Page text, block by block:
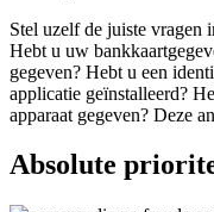
Stel uzelf de juiste vragen
Hebt u uw
gegeven? Hebt u een
applicatie geïnstalleerd?
apparaat gegeven? Deze
Absolute